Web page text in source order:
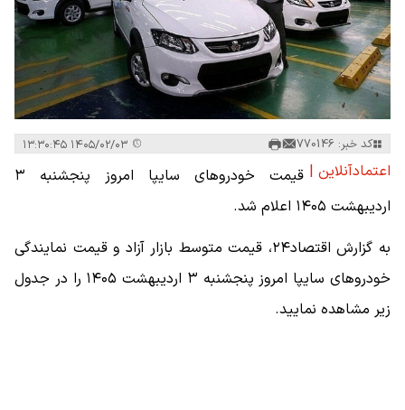
کد خبر: 770146
اعتمادآنلاین |
قیمت خودرو‌های سایپا امروز پنجشنبه ۳
اردیبهشت ۱۴۰۵ اعلام شد.
به گزارش اقتصاد۲۴، قیمت متوسط بازار آزاد و قیمت نمایندگی
خودرو‌های سایپا امروز پنجشنبه ۳ اردیبهشت ۱۴۰۵ را در جدول
زیر مشاهده نمایید.